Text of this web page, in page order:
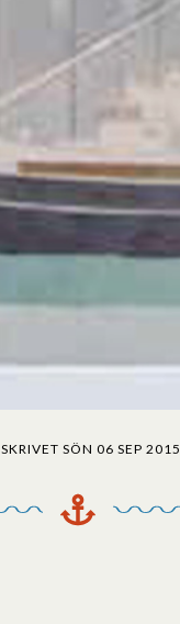
SKRIVET SÖN 06 SEP 2015